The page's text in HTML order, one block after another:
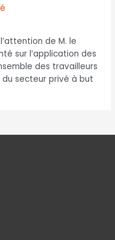
de M. le
sur l’application des
des travailleurs
secteur privé à but